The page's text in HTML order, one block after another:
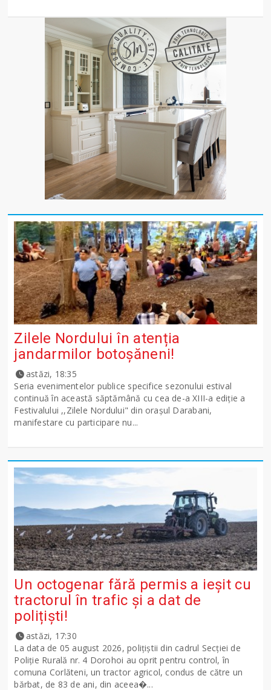
Zilele Nordului în atenția
jandarmilor botoșăneni!
astăzi, 18:35
Seria evenimentelor publice specifice sezonului estival
continuă în această săptămână cu cea de-a XIII-a ediție a
Festivalului ,,Zilele Nordului" din orașul Darabani,
manifestare cu participare nu...
Un octogenar fără permis a ieșit cu
tractorul în trafic și a dat de
polițiști!
astăzi, 17:30
La data de 05 august 2026, polițiștii din cadrul Secției de
Poliție Rurală nr. 4 Dorohoi au oprit pentru control, în
comuna Corlăteni, un tractor agricol, condus de către un
bărbat, de 83 de ani, din aceea�...